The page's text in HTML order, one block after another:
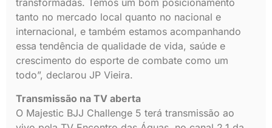
transformadas. Temos um bom posicionamento
tanto no mercado local quanto no nacional e
internacional, e também estamos acompanhando
essa tendência de qualidade de vida, saúde e
crescimento do esporte de combate como um
todo”, declarou JP Vieira.
Transmissão na TV aberta
O Majestic BJJ Challenge 5 terá transmissão ao